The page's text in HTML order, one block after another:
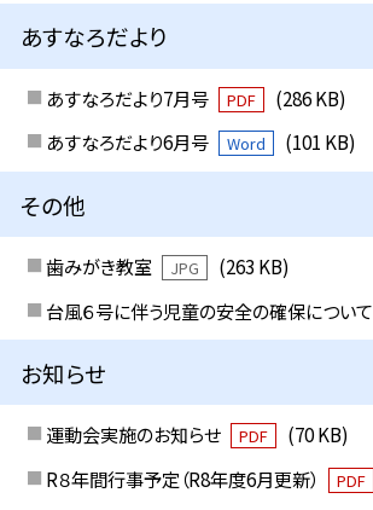
あすなろだより
あすなろだより7月号 PDF
(286 KB)
あすなろだより6月号
Word (101 KB)
その他
歯みがき教室 JPG
(263 KB)
台風６号に伴う児童の安全の確保について
お知らせ
運動会実施のお知らせ PDF
(70 KB)
R８年間行事予定（R8年度6月更新）
PDF